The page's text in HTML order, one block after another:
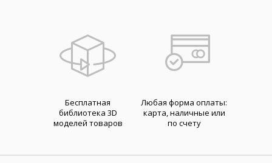
Бесплатная
библиотека 3D
моделей товаров
Любая форма оплаты:
карта, наличные или
по счету